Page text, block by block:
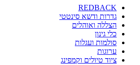
REDBACK
גדרות ודשא סינטטי
הצללה ואוהלים
כלי גינון
סולמות ועגלות
ערוגות
ציוד טיולים וקמפינג